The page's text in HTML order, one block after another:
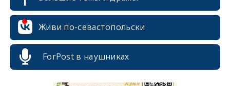
Живи по-севастопольски
ForPost в наушниках
erid: 2SDnjcrDNw6